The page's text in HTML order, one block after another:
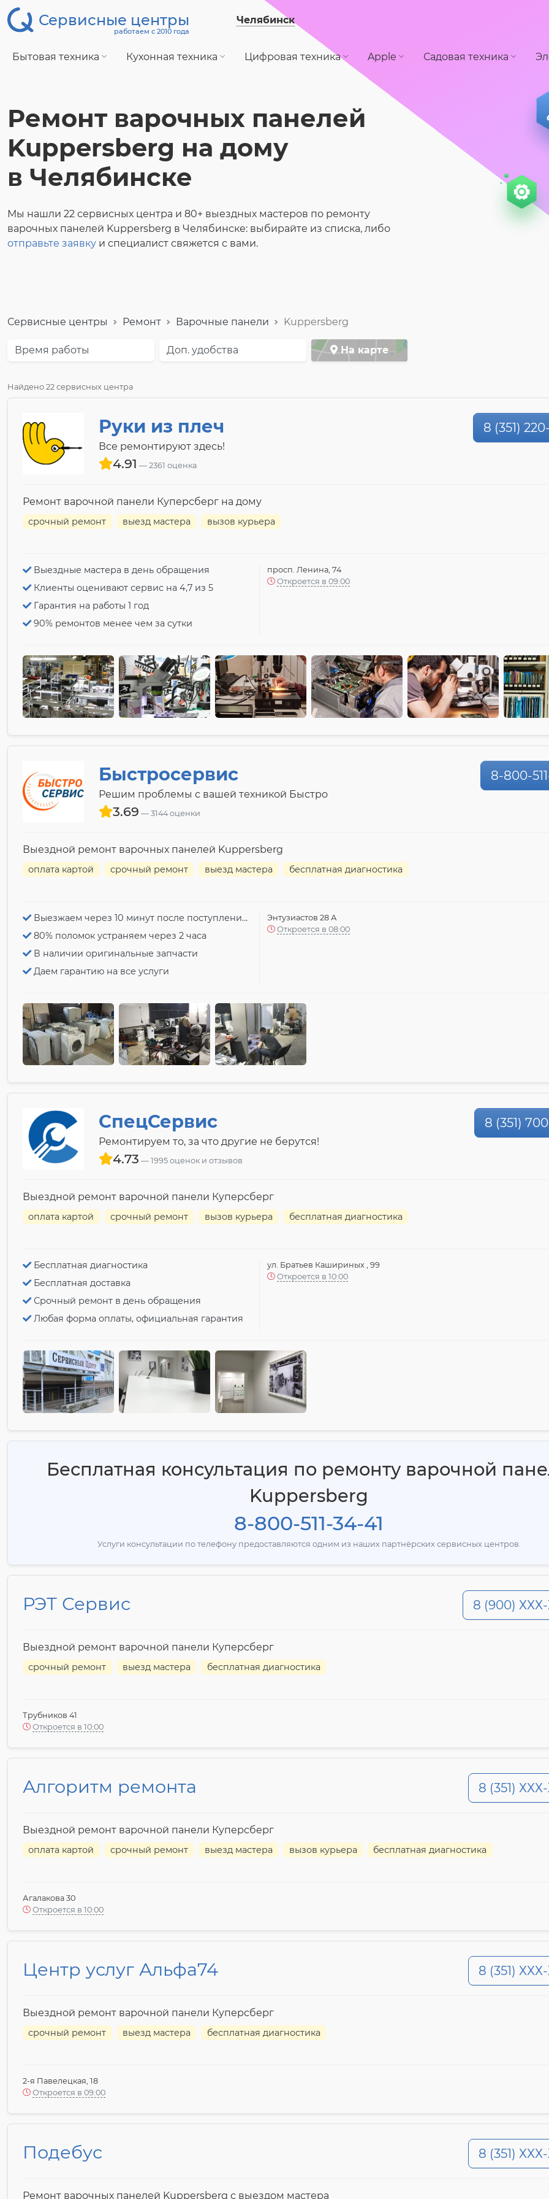
Сервисные центры
работаем с 2010 года
Челябинск
Бытовая техника Кухонная техника Цифровая техника Apple Садовая техника
Ремонт варочных панелей
Kuppersberg на дому
в Челябинске
Мы нашли 22 сервисных центра и 80+ выездных мастеров по ремонту
варочных панелей Kuppersberg в Челябинске: выбирайте из списка, либо
отправьте заявку и специалист свяжется с вами.
Сервисные центры Ремонт Варочные панели Kuppersberg
Время работы Доп. удобства На карте
Найдено 22 сервисных центра
Руки из плеч
Все ремонтируют здесь!
4.91 2361 оценка
8 (351)
Ремонт варочной панели Куперсберг на дому
срочный ремонт выезд мастера вызов курьера
Выездные мастера в день обращения
Клиенты оценивают сервис на 4,7 из 5
Гарантия на работы 1 год
90% ремонтов менее чем за сутки
просп. Ленина, 74
Откроется в 09:00
Быстросервис
Решим проблемы с вашей техникой Быстро
3.69 3144 оценки
8-800-
Выездной ремонт варочных панелей Kuppersberg
оплата картой срочный ремонт выезд мастера бесплатная диагностика
Выезжаем через 10 минут после поступления заявки
80% поломок устраняем через 2 часа
В наличии оригинальные запчасти
Даем гарантию на все услуги
Энтузиастов 28 А
Откроется в 08:00
СпецСервис
Ремонтируем то, за что другие не берутся!
4.73 1995 оценок и отзывов
8 (351)
Выездной ремонт варочной панели Куперсберг
оплата картой срочный ремонт вызов курьера бесплатная диагностика
Бесплатная диагностика
Бесплатная доставка
Срочный ремонт в день обращения
Любая форма оплаты, официальная гарантия
ул. Братьев Кашириных , 99
Откроется в 10:00
Бесплатная консультация по ремонту варочной
Kuppersberg
8-800-511-34-41
Услуги консультации по телефону предоставляются одним из наших партнёрских сервисных центров.
РЭТ Сервис 8 (900) ХХХ-
Выездной ремонт варочной панели Куперсберг
срочный ремонт выезд мастера бесплатная диагностика
Трубников 41
Откроется в 10:00
Алгоритм ремонта 8 (351)
Выездной ремонт варочной панели Куперсберг
оплата картой срочный ремонт выезд мастера вызов курьера бесплатная диагностика
Агалакова 30
Откроется в 10:00
Центр услуг Альфа74 8 (351)
Выездной ремонт варочной панели Куперсберг
срочный ремонт выезд мастера бесплатная диагностика
2-я Павелецкая, 18
Откроется в 09:00
Подебус 8 (351)
Ремонт варочных панелей Kuppersberg с выездом мастера